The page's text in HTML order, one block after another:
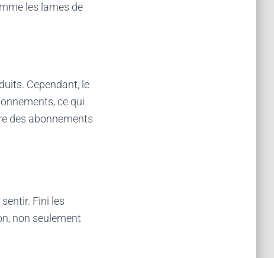
les lames de
Cependant, le
ce qui
des abonnements
Fini les
non seulement